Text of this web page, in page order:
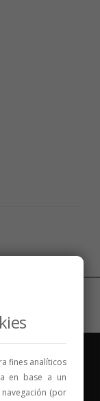
fines analíticos
en base a un
(por